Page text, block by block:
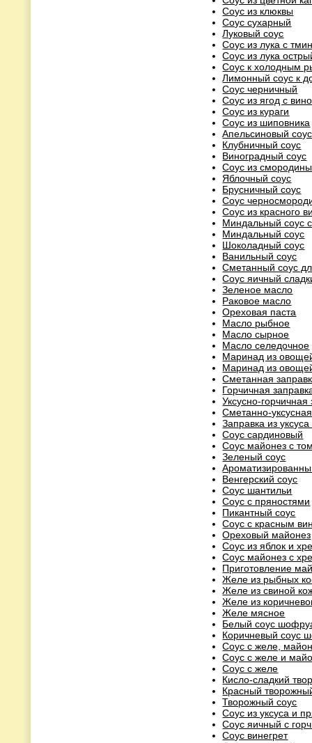
Соус из клюквы
Соус сухарный
Луковый соус
Соус из лука с
Соус из лука
Соус к холодным
Лимонный соус к
Соус черничный
Соус из ягод с
Соус из кураги
Соус из шиповника
Апельсиновый соус
Клубничный соус
Виноградный соус
Соус из
Яблочный соус
Брусничный соус
Соус
Соус из красного
Миндальный соус
Миндальный соус
Шоколадный соус
Ванильный соус
Сметанный соус
Соус яичный
Зеленое масло
Раковое масло
Ореховая паста
Масло рыбное
Масло сырное
Масло селедочное
Маринад из
Маринад из
Сметанная
Горчичная
Уксусно-горчичная
Сметанно-
Заправка из
Соус сардиновый
Соус майонез с
Зеленый соус
Венгерский соус
Соус шантильи
Соус с пряностями
Пикантный соус
Соус с красным
Ореховый майонез
Соус из яблок и
Соус майонез с
Приготовление
Желе из рыбных
Желе из свиной
Желе из
Желе мясное
Белый соус
Коричневый соус
Соус с желе,
Соус с желе и
Соус с желе
Кисло-сладкий
Красный
Творожный соус
Соус из уксуса и
Соус яичный с
Соус винегрет